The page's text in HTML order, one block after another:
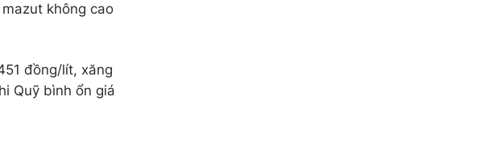
không cao
đồng/lít, xăng
Quỹ bình ổn giá